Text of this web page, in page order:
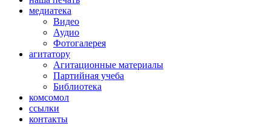
медиатека
Видео
Аудио
Фотогалерея
агитатору
Агитационные материалы
Партийная учеба
Библиотека
комсомол
ссылки
контакты